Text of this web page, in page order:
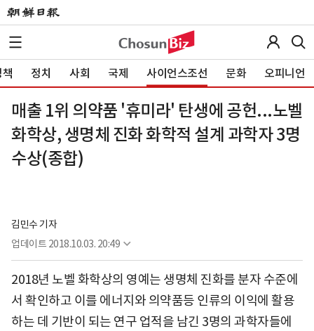
정치 사회 국제 사이언스조선 문화 오피니언
매출 1위 의약품 '휴미라' 탄생에 공헌...노벨
화학상, 생명체 진화 화학적 설계 과학자 3명
수상(종합)
김민수 기자
업데이트 2018.10.03. 20:49
2018년 노벨 화학상의 영예는 생명체 진화를 분자 수준에
서 확인하고 이를 에너지와 의약품등 인류의 이익에 활용
하는 데 기반이 되는 연구 업적을 남긴 3명의 과학자들에